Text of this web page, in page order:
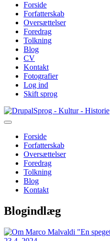
Forside
Forfatterskab
Oversættelser
Foredrag
Tolkning
Blog
CV
Kontakt
Fotografier
Log ind
Skift sprog
Gå
til
Sprog - Kultur - Historie
Primær
navigation
Forside
Forfatterskab
Oversættelser
Foredrag
Tolkning
Blog
Kontakt
Blogindlæg